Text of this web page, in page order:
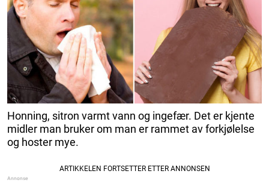
Honning, sitron varmt vann og ingefær. Det er kjente
midler man bruker om man er rammet av forkjølelse
og hoster mye.